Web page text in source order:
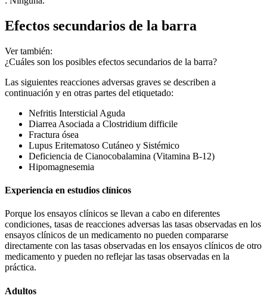
Efectos secundarios de la barra
Ver también:
¿Cuáles son los posibles efectos secundarios de la barra?
Las siguientes reacciones adversas graves se describen a
continuación y en otras partes del etiquetado:
Nefritis Intersticial Aguda
Diarrea Asociada a Clostridium difficile
Fractura ósea
Lupus Eritematoso Cutáneo y Sistémico
Deficiencia de Cianocobalamina (Vitamina B-12)
Hipomagnesemia
Experiencia en estudios clínicos
Porque los ensayos clínicos se llevan a cabo en diferentes
condiciones, tasas de reacciones adversas las tasas observadas en los
ensayos clínicos de un medicamento no pueden compararse
directamente con las tasas observadas en los ensayos clínicos de otro
medicamento y pueden no reflejar las tasas observadas en la
práctica.
Adultos